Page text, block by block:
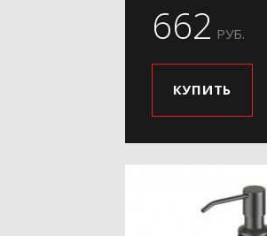
662 РУБ.
КУПИТЬ